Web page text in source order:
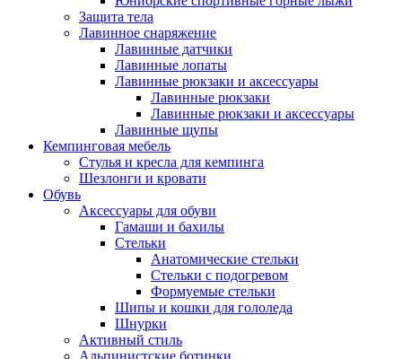
Защита тела
Лавинное снаряжение
Лавинные датчики
Лавинные лопаты
Лавинные рюкзаки и аксессуары
Лавинные рюкзаки
Лавинные рюкзаки и аксессуары
Лавинные щупы
Кемпинговая мебель
Стулья и кресла для кемпинга
Шезлонги и кровати
Обувь
Аксессуары для обуви
Гамаши и бахилы
Стельки
Анатомические стельки
Стельки с подогревом
Формуемые стельки
Шипы и кошки для гололеда
Шнурки
Активный стиль
Альпинистские ботинки